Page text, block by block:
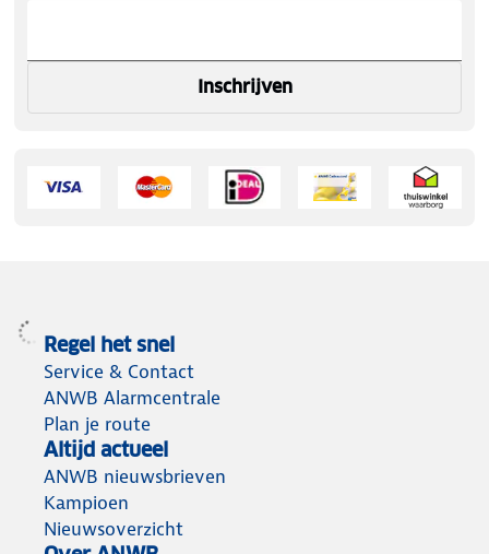
Inschrijven
Regel het snel
Service & Contact
ANWB Alarmcentrale
Plan je route
Altijd actueel
ANWB nieuwsbrieven
Kampioen
Nieuwsoverzicht